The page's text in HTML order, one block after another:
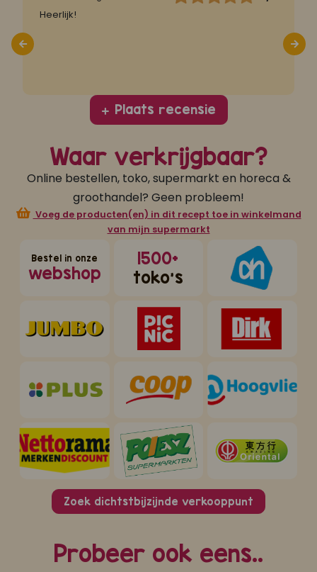
Heerlijk!
Plaats recensie
Waar verkrijgbaar?
Online bestellen, toko, supermarkt en horeca &
groothandel? Geen probleem!
Voeg de producten(en) in dit recept toe in winkelmand
van mijn supermarkt
Bestel in onze
webshop
1500+
toko's
Zoek dichtstbijzijnde verkooppunt
Probeer ook eens..